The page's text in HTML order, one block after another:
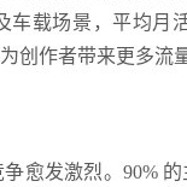
载场景，平均月
创作者带来更多流
愈发激烈。90%